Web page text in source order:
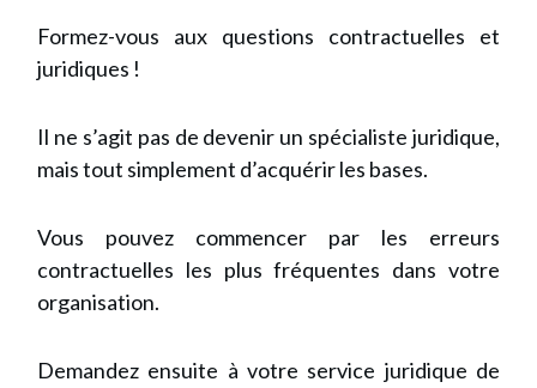
Formez-vous aux questions contractuelles et
juridiques !
Il ne s’agit pas de devenir un spécialiste juridique,
mais tout simplement d’acquérir les bases.
Vous pouvez commencer par les erreurs
contractuelles les plus fréquentes dans votre
organisation.
Demandez ensuite à votre service juridique de